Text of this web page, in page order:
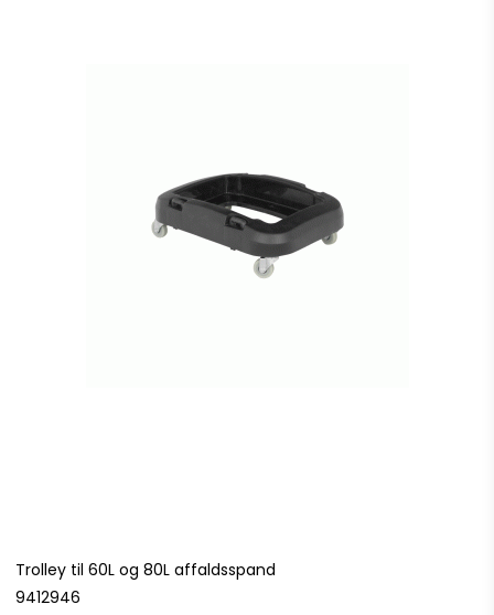
Trolley til 60L og 80L affaldsspand
9412946